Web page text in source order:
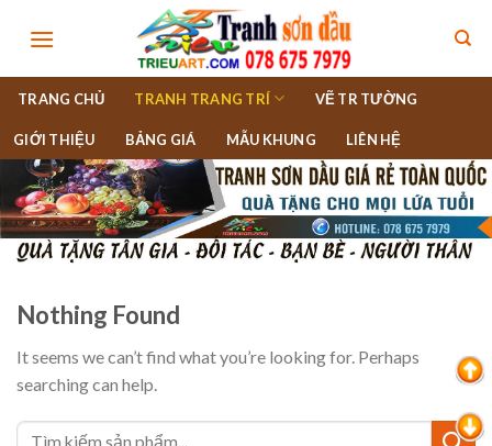
TRANG CHỦ TRANH TRANG TRÍ VẼ TR TƯỜNG
GIỚI THIỆU BẢNG GIÁ MẪU KHUNG LIÊN HỆ
Nothing Found
It seems we can’t find what you’re looking for. Perhaps
searching can help.